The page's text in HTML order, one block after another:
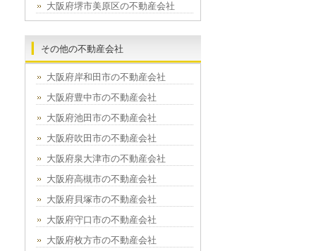
大阪府堺市美原区の不動産会社
その他の不動産会社
大阪府岸和田市の不動産会社
大阪府豊中市の不動産会社
大阪府池田市の不動産会社
大阪府吹田市の不動産会社
大阪府泉大津市の不動産会社
大阪府高槻市の不動産会社
大阪府貝塚市の不動産会社
大阪府守口市の不動産会社
大阪府枚方市の不動産会社